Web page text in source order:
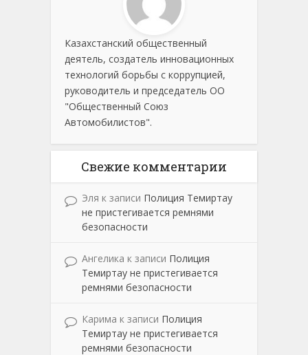
Казахстанский общественный
деятель, создатель инновационных
технологий борьбы с коррупцией,
руководитель и председатель ОО
"Общественный Союз
Автомобилистов".
Свежие комментарии
Эля к записи Полиция Темиртау
не пристегивается ремнями
безопасности
Ангелика к записи Полиция
Темиртау не пристегивается
ремнями безопасности
Карима к записи Полиция
Темиртау не пристегивается
ремнями безопасности